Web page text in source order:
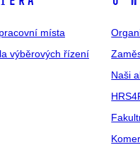
místa
výběrových řízení
Naši